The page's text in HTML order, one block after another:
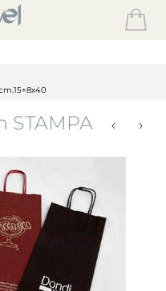
STAMPA